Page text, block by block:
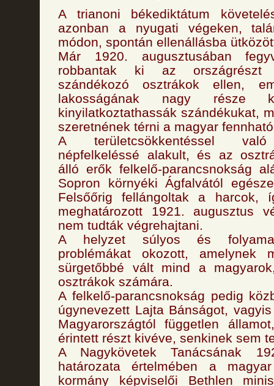
A trianoni békediktátum
azonban a nyugati végeken,
módon, spontán ellenállásba
Már 1920. augusztusában
robbantak ki az országrészt
szándékozó osztrákok ellen,
lakosságának nagy része
kinyilatkoztathassák szándékukat,
szeretnének térni a magyar
A területcsökkentéssel való
népfelkeléssé alakult, és az
álló erők felkelő-parancsnokság
Sopron környéki Ágfalvától
Felsőőrig fellángoltak a harcok,
meghatározott 1921. augusztus
nem tudták végrehajtani.
A helyzet súlyos és
problémákat okozott, amelynek
sürgetőbbé vált mind a
osztrákok számára.
A felkelő-parancsnokság pedig
úgynevezett Lajta Bánságot,
Magyarországtól független
érintett részt kivéve, senkinek sem
A Nagykövetek Tanácsának
határozata értelmében a
kormány képviselői Bethlen